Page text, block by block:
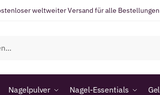
weltweiter Versand für alle Bestellungen
Nagelpulver Nagel-Essentials